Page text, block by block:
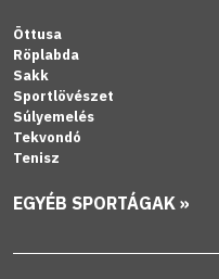
Öttusa
Röplabda
Sakk
Sportlövészet
Súlyemelés
Tekvondó
Tenisz
EGYÉB SPORTÁGAK »